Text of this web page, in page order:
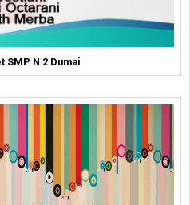
SMP N 2 Dumai